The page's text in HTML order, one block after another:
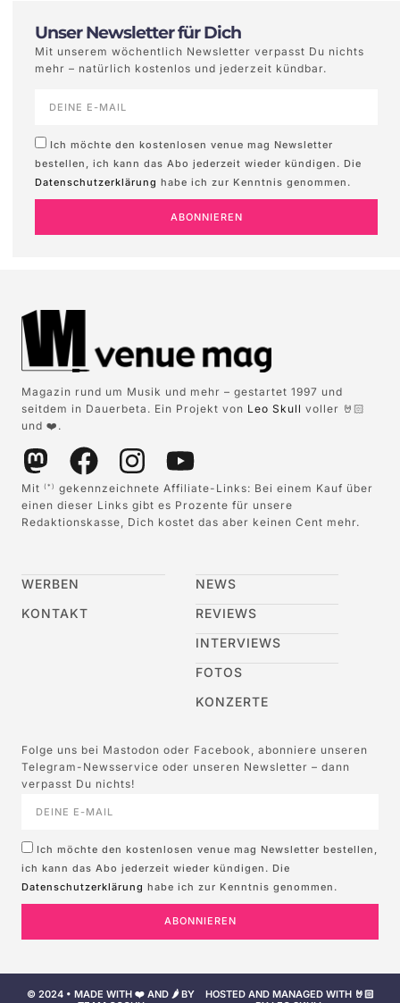
Unser Newsletter für Dich
Mit unserem wöchentlich Newsletter verpasst Du nichts
mehr – natürlich kostenlos und jederzeit kündbar.
Ich möchte den kostenlosen venue mag Newsletter
bestellen, ich kann das Abo jederzeit wieder kündigen. Die
Datenschutzerklärung habe ich zur Kenntnis genommen.
ABONNIEREN
Magazin rund um Musik und mehr – gestartet 1997 und
seitdem in Dauerbeta. Ein Projekt von Leo Skull voller 🤘🏻
und ❤️.
Mit (*)
gekennzeichnete Affiliate-Links: Bei einem Kauf über
einen dieser Links gibt es Prozente für unsere
Redaktionskasse, Dich kostet das aber keinen Cent mehr.
WERBEN
KONTAKT
NEWS
REVIEWS
INTERVIEWS
FOTOS
KONZERTE
Folge uns bei Mastodon oder Facebook, abonniere unseren
Telegram-Newsservice oder unseren Newsletter – dann
verpasst Du nichts!
Ich möchte den kostenlosen venue mag Newsletter bestellen,
ich kann das Abo jederzeit wieder kündigen. Die
Datenschutzerklärung habe ich zur Kenntnis genommen.
ABONNIEREN
© 2024 • MADE WITH ❤️ AND 🌶️ BY
HOSTED AND MANAGED WITH 🤘🏻